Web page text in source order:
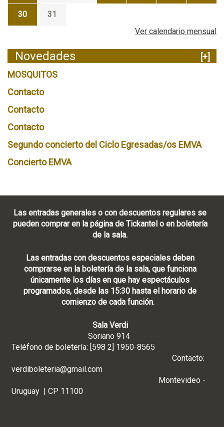
30
31
Ver calendario mensual
Novedades
[+]
MOSQUITOS
Contacto
Contacto
Contacto
Segundo concierto del Ciclo Egresadas/os EMVA
Concierto EMVA
Las entradas generales o con descuentos regulares se
pueden comprar en la página de Tickantel o en boletería
de la sala.
Las entradas con descuentos especiales deben
comprarse en la boletería de la sala, que funciona
únicamente los días en que hay espectáculos
programados, desde las 15:30 hasta el horario de
comienzo de cada función.
Sala Verdi
Soriano 914
Teléfono de boletería: [598 2] 1950-8565
Contacto:
verdiboleteria@gmail.com
Montevideo -
Uruguay | CP 11100